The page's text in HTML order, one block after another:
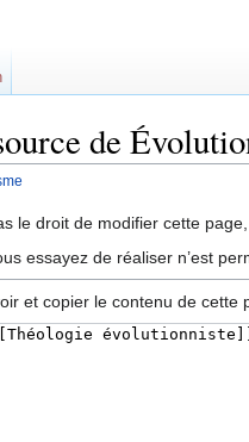
de
le droit de modifier cette
essayez de réaliser n’est
et copier le contenu de cette